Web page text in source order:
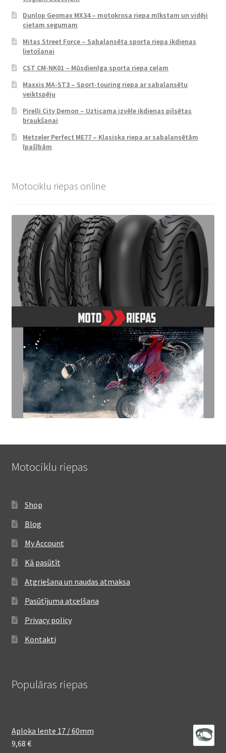
Dunlop Geomax MX34 – motokrosa riepa mīkstam un vidēji
cietam segumam
Mitas Street Force – Sabalansēta sporta riepa ikdienas
lietošanai
CST CM-NK01 – Mūsdienīga sporta riepa ceļam
Maxxis MA-ST3 – Sport-touring riepa ar sabalansētu
veiktspēju
Pirelli City Demon – Uzticama izvēle ikdienas pilsētas
braukšanai
Metzeler Perfect ME77 – Klasiska riepa ar sabalansētām
īpašībām
Motociklu riepas online
Motociklu riepas
Shop
Blog
My Account
Kā pasūtīt
Atgriešana un naudas atmaksa
Pasūtījuma atcelšana
Privacy policy
Kontakti
Populāras riepas
Aploka lente 17 / 60mm
9,68 €